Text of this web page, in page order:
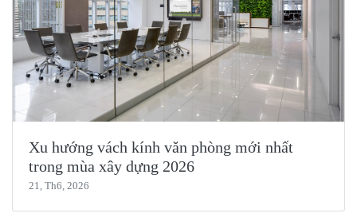
Xu hướng vách kính văn phòng mới nhất
trong mùa xây dựng 2026
21, Th6, 2026